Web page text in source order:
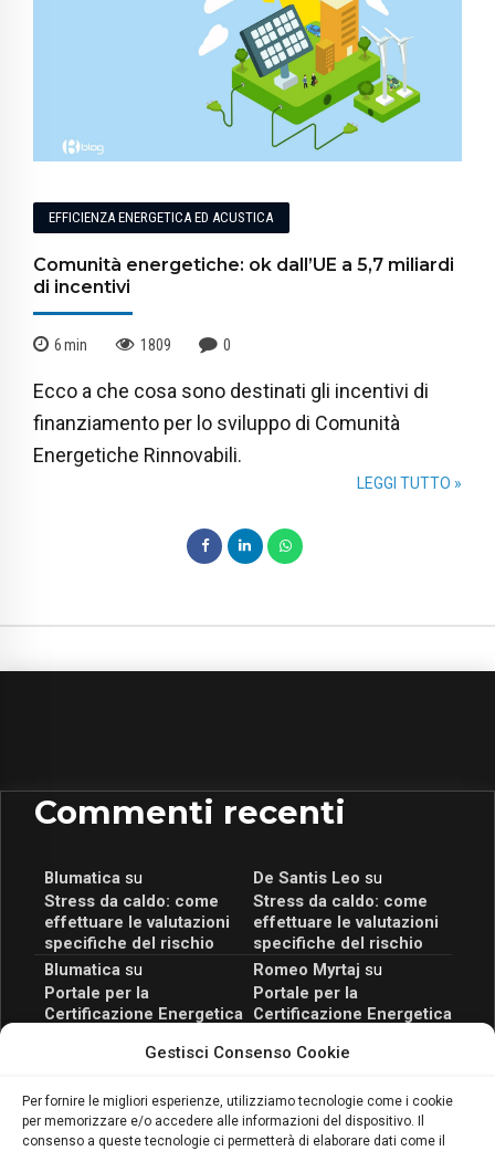
Gestisci Consenso Cookie
Per fornire le migliori esperienze, utilizziamo tecnologie come i cookie
per memorizzare e/o accedere alle informazioni del dispositivo. Il
consenso a queste tecnologie ci permetterà di elaborare dati come il
EFFICIENZA ENERGETICA ED ACUSTICA
Comunità energetiche: ok dall’UE a 5,7 miliardi
di incentivi
6min 1809 0
Ecco a che cosa sono destinati gli incentivi di
finanziamento per lo sviluppo di Comunità
Energetiche Rinnovabili.
LEGGI TUTTO »
Commenti recenti
Blumaticasu
Stress da caldo: come
effettuare le valutazioni
specifiche del rischio
De Santis Leo su
Stress da caldo: come
effettuare le valutazioni
specifiche del rischio
Blumaticasu
Portale per la
Certificazione Energetica
scopri il Corso Blumatica
Romeo Myrtaj su
Portale per la
Certificazione Energetica
scopri il Corso Blumatica
Blumaticasu
Coordinatore della
Sicurezza: cosa è